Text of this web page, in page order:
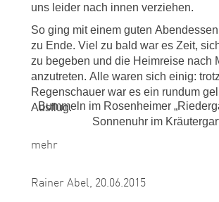
uns leider nach innen verziehen.
So ging mit einem guten
zu Ende. Viel zu bald war es Zeit,
zu begeben und die Heimreise nach
anzutreten. Alle waren sich einig:
Regenschauer war es ein rundum
Ausflug.
Bummeln im Rosenheimer
Sonnenuhr im
mehr
Rainer Abel, 20.06.2015